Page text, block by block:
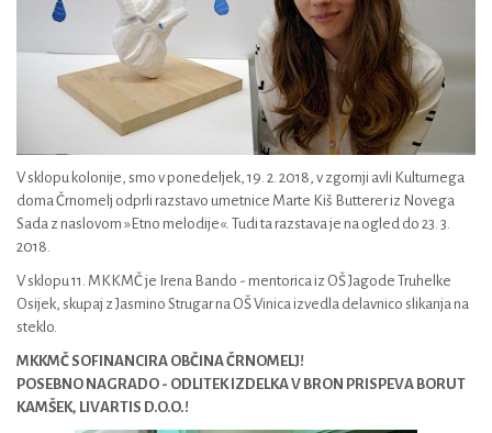
V sklopu kolonije, smo v ponedeljek, 19. 2. 2018, v zgornji avli Kulturnega
doma Črnomelj odprli razstavo umetnice Marte Kiš Butterer iz Novega
Sada z naslovom »Etno melodije«. Tudi ta razstava je na ogled do 23. 3.
2018.
V sklopu 11. MKKMČ je Irena Bando - mentorica iz OŠ Jagode Truhelke
Osijek, skupaj z Jasmino Strugar na OŠ Vinica izvedla delavnico slikanja na
steklo.
MKKMČ SOFINANCIRA OBČINA ČRNOMELJ!
POSEBNO NAGRADO - ODLITEK IZDELKA V BRON PRISPEVA BORUT
KAMŠEK, LIVARTIS D.O.O.!